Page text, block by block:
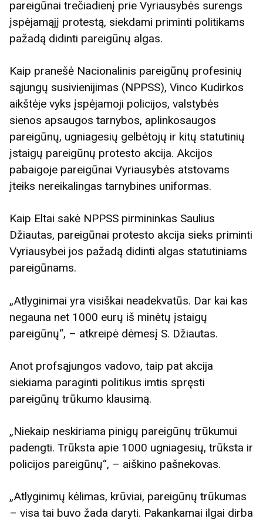
pareigūnai trečiadienį prie Vyriausybės surengs
įspėjamąjį protestą, siekdami priminti politikams
pažadą didinti pareigūnų algas.
Kaip pranešė Nacionalinis pareigūnų profesinių
sąjungų susivienijimas (NPPSS), Vinco Kudirkos
aikštėje vyks įspėjamoji policijos, valstybės
sienos apsaugos tarnybos, aplinkosaugos
pareigūnų, ugniagesių gelbėtojų ir kitų statutinių
įstaigų pareigūnų protesto akcija. Akcijos
pabaigoje pareigūnai Vyriausybės atstovams
įteiks nereikalingas tarnybines uniformas.
Kaip Eltai sakė NPPSS pirmininkas Saulius
Džiautas, pareigūnai protesto akcija sieks priminti
Vyriausybei jos pažadą didinti algas statutiniams
pareigūnams.
„Atlyginimai yra visiškai neadekvatūs. Dar kai kas
negauna net 1000 eurų iš minėtų įstaigų
pareigūnų“, – atkreipė dėmesį S. Džiautas.
Anot profsąjungos vadovo, taip pat akcija
siekiama paraginti politikus imtis spręsti
pareigūnų trūkumo klausimą.
„Niekaip neskiriama pinigų pareigūnų trūkumui
padengti. Trūksta apie 1000 ugniagesių, trūksta ir
policijos pareigūnų“, – aiškino pašnekovas.
„Atlyginimų kėlimas, krūviai, pareigūnų trūkumas
– visa tai buvo žada daryti. Pakankamai ilgai dirba